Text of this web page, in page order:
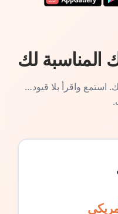
المناسبة لك
استمع واقرأ بلا قيود…